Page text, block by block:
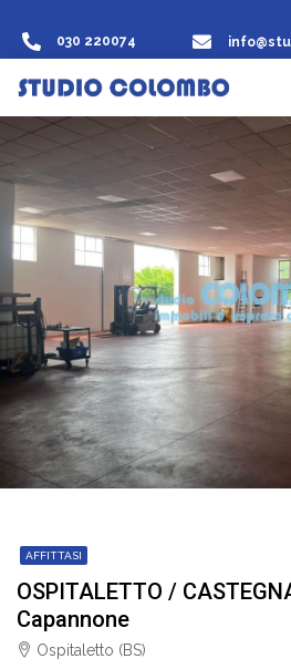
030 220074
AFFITTASI
OSPITALETTO /
Capannone
Ospitaletto (BS)